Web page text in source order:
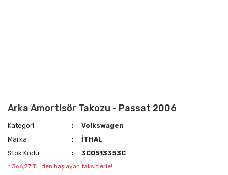
Arka Amortisör Takozu - Passat 2006
Kategori
Volkswagen
Marka
İTHAL
Stok Kodu
3C0513353C
* 366,27 TL den başlayan taksitlerle!